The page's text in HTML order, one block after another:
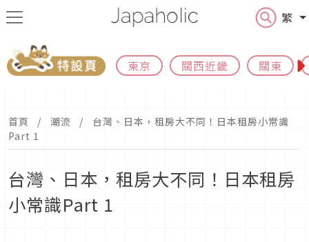
繁
東京 關西近畿 關東
首頁 潮流
台灣、日本，租房大不同！日本租房小常識
Part 1
台灣、日本，租房大不同！日本租房
小常識Part 1